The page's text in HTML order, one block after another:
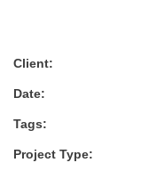
Client:
Date:
Tags:
Project Type: